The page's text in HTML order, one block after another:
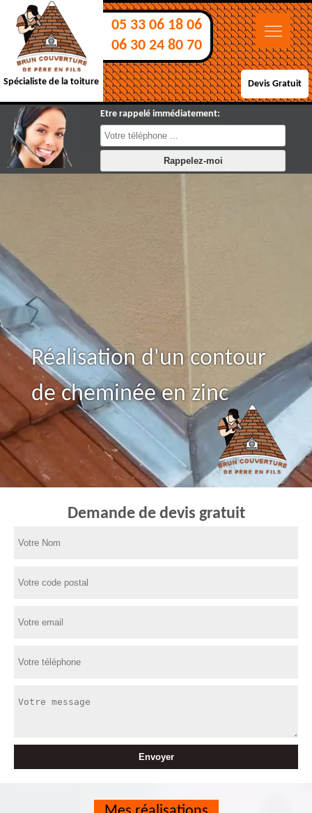
Spécialiste de la toiture
05 33 06 18 06
06 30 24 80 70
Devis Gratuit
Etre rappelé immédiatement:
Réalisation d'un contour
de cheminée en zinc
Demande de devis gratuit